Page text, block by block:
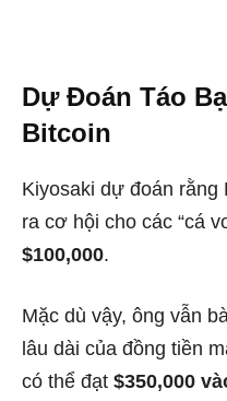
Dự Đoán Táo
Bitcoin
Kiyosaki dự đoán rằng
ra cơ hội cho các “cá
$100,000.
Mặc dù vậy, ông vẫn
lâu dài của đồng tiền
có thể đạt $350,000